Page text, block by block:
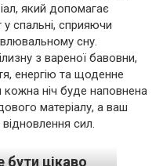
який допомагає
у спальні, сприяючи
сну.
з вареної бавовни,
енергію та щоденне
ніч буде наповнена
матеріалу, а ваш
сил.
цікаво